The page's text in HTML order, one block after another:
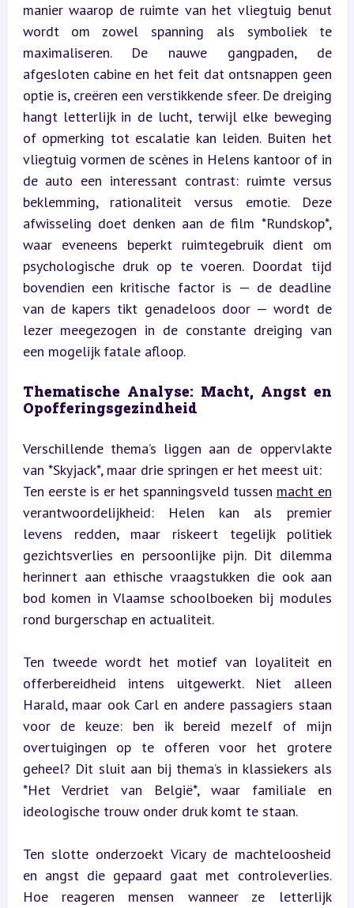
manier waarop de ruimte van het vliegtuig benut
wordt om zowel spanning als symboliek te
maximaliseren. De nauwe gangpaden, de
afgesloten cabine en het feit dat ontsnappen geen
optie is, creëren een verstikkende sfeer. De dreiging
hangt letterlijk in de lucht, terwijl elke beweging
of opmerking tot escalatie kan leiden. Buiten het
vliegtuig vormen de scènes in Helens kantoor of in
de auto een interessant contrast: ruimte versus
beklemming, rationaliteit versus emotie. Deze
afwisseling doet denken aan de film *Rundskop*,
waar eveneens beperkt ruimtegebruik dient om
psychologische druk op te voeren. Doordat tijd
bovendien een kritische factor is — de deadline
van de kapers tikt genadeloos door — wordt de
lezer meegezogen in de constante dreiging van
een mogelijk fatale afloop.
Thematische Analyse: Macht, Angst en
Opofferingsgezindheid
Verschillende thema’s liggen aan de oppervlakte
van *Skyjack*, maar drie springen er het meest uit:
Ten eerste is er het spanningsveld tussen macht en
verantwoordelijkheid: Helen kan als premier
levens redden, maar riskeert tegelijk politiek
gezichtsverlies en persoonlijke pijn. Dit dilemma
herinnert aan ethische vraagstukken die ook aan
bod komen in Vlaamse schoolboeken bij modules
rond burgerschap en actualiteit.
Ten tweede wordt het motief van loyaliteit en
offerbereidheid intens uitgewerkt. Niet alleen
Harald, maar ook Carl en andere passagiers staan
voor de keuze: ben ik bereid mezelf of mijn
overtuigingen op te offeren voor het grotere
geheel? Dit sluit aan bij thema’s in klassiekers als
*Het Verdriet van België*, waar familiale en
ideologische trouw onder druk komt te staan.
Ten slotte onderzoekt Vicary de machteloosheid
en angst die gepaard gaat met controleverlies.
Hoe reageren mensen wanneer ze letterlijk